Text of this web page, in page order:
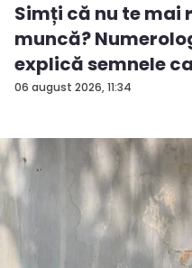
06 august 2026, 11:34
Simți că nu te mai
muncă?
explică semnele